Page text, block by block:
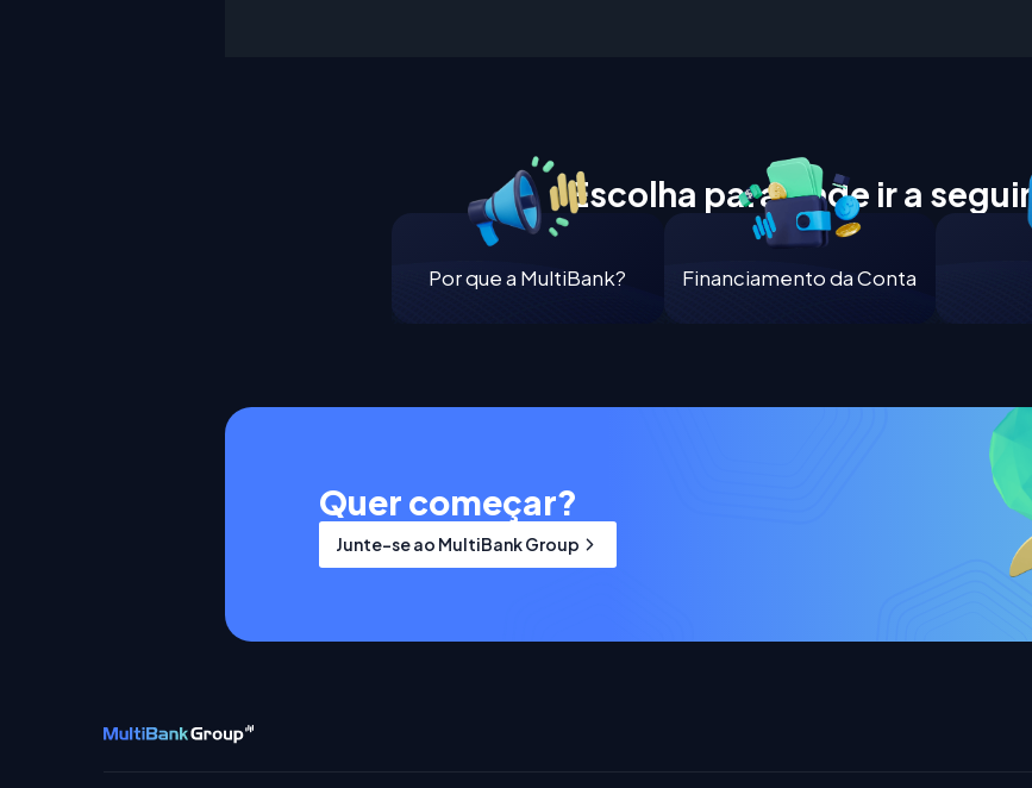
Escolha para onde ir a seguir
Por que a MultiBank? Financiamento da Conta
Quer começar?
Junte-se ao MultiBank Group